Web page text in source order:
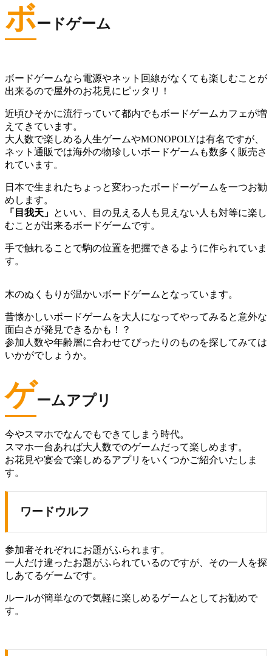
ボードゲーム
ボードゲームなら電源やネット回線がなくても楽しむことが
出来るので屋外のお花見にピッタリ！
近頃ひそかに流行っていて都内でもボードゲームカフェが増
えてきています。
大人数で楽しめる人生ゲームやMONOPOLYは有名ですが、
ネット通販では海外の物珍しいボードゲームも数多く販売さ
れています。
日本で生まれたちょっと変わったボードーゲームを一つお勧
めします。
「目我天」 といい、目の見える人も見えない人も対等に楽し
むことが出来るボードゲームです。
手で触れることで駒の位置を把握できるように作られていま
す。
木のぬくもりが温かいボードゲームとなっています。
昔懐かしいボードゲームを大人になってやってみると意外な
面白さが発見できるかも！？
参加人数や年齢層に合わせてぴったりのものを探してみては
いかがでしょうか。
ゲームアプリ
今やスマホでなんでもできてしまう時代。
スマホ一台あれば大人数でのゲームだって楽しめます。
お花見や宴会で楽しめるアプリをいくつかご紹介いたしま
す。
ワードウルフ
参加者それぞれにお題がふられます。
一人だけ違ったお題がふられているのですが、その一人を探
しあてるゲームです。
ルールが簡単なので気軽に楽しめるゲームとしてお勧めで
す。